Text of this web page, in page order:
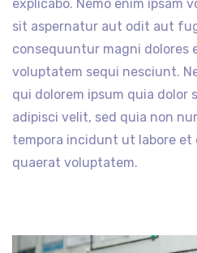
explicabo. Nemo enim ipsam
sit aspernatur aut odit aut
consequuntur magni dolores
voluptatem sequi nesciunt.
qui dolorem ipsum quia dolor
adipisci velit, sed quia non
tempora incidunt ut labore et
quaerat voluptatem.